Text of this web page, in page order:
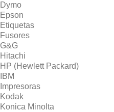
Dymo
Epson
Etiquetas
Fusores
G&G
Hitachi
HP (Hewlett Packard)
IBM
Impresoras
Kodak
Konica Minolta